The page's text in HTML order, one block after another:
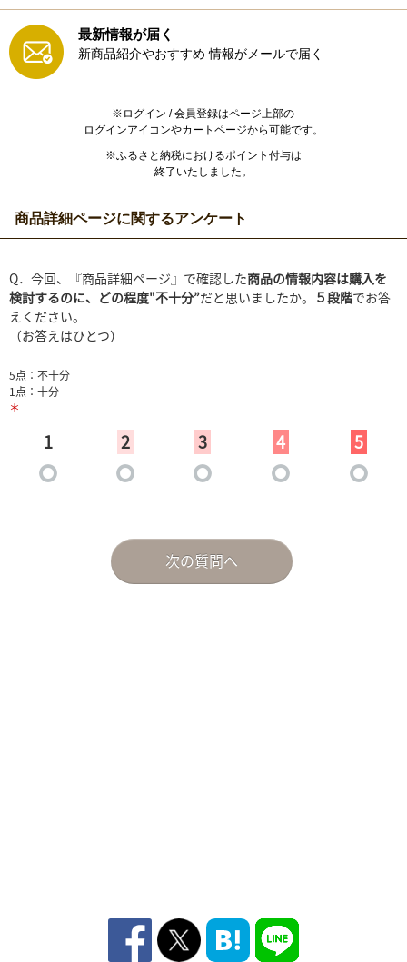
最新情報が届く
新商品紹介やおすすめ 情報がメールで届く
※ログイン / 会員登録はページ上部の
ログインアイコンやカートページから可能です。
※ふるさと納税におけるポイント付与は
終了いたしました。
商品詳細ページに関するアンケート